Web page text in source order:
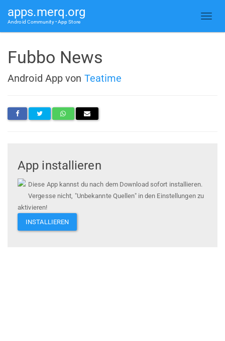
apps.merq.org
Android Community • App Store
Fubbo News
Android App von Teatime
App installieren
Diese App kannst du nach dem Download sofort installieren.
Vergesse nicht, "Unbekannte Quellen" in den Einstellungen zu
aktivieren!
INSTALLIEREN